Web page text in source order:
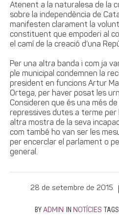
Atenent a la naturalesa de la
sobre la independència de
manifesten clarament la
constituent que empoderi al
el camí de la creació d’una
Per una altra banda i com ja
ple municipal condemnen la
president en funcions Artur
Ortega, per haver posat les
Consideren que és una més
repressives dutes a terme per
altra mostra de la seva
com també ho van ser les
per encerclar el parlament o
general.
28 de setembre de 2015
BY ADMIN IN NOTÍCIES TAGS